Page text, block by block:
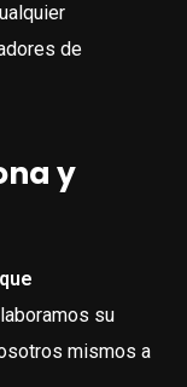
de
y
su
mismos a